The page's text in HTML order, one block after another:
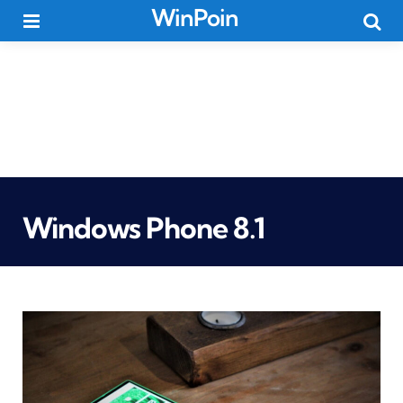
WinPoin
Windows Phone 8.1